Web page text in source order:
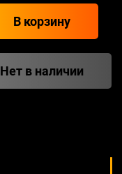
В корзину
Нет в наличии